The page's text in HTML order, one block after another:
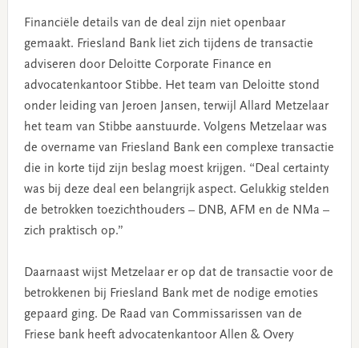
Financiële details van de deal zijn niet openbaar
gemaakt. Friesland Bank liet zich tijdens de transactie
adviseren door Deloitte Corporate Finance en
advocatenkantoor Stibbe. Het team van Deloitte stond
onder leiding van Jeroen Jansen, terwijl Allard Metzelaar
het team van Stibbe aanstuurde. Volgens Metzelaar was
de overname van Friesland Bank een complexe transactie
die in korte tijd zijn beslag moest krijgen. “Deal certainty
was bij deze deal een belangrijk aspect. Gelukkig stelden
de betrokken toezichthouders – DNB, AFM en de NMa –
zich praktisch op.”
Daarnaast wijst Metzelaar er op dat de transactie voor de
betrokkenen bij Friesland Bank met de nodige emoties
gepaard ging. De Raad van Commissarissen van de
Friese bank heeft advocatenkantoor Allen & Overy